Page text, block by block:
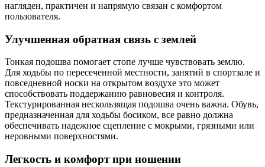
нагляден, практичен и напрямую связан с комфортом
пользователя.
Улучшенная обратная связь с землей
Тонкая подошва помогает стопе лучше чувствовать землю.
Для ходьбы по пересеченной местности, занятий в спортзале и
повседневной носки на открытом воздухе это может
способствовать поддержанию равновесия и контроля.
Текстурированная нескользящая подошва очень важна. Обувь,
предназначенная для ходьбы босиком, все равно должна
обеспечивать надежное сцепление с мокрыми, грязными или
неровными поверхностями.
Легкость и комфорт при ношении